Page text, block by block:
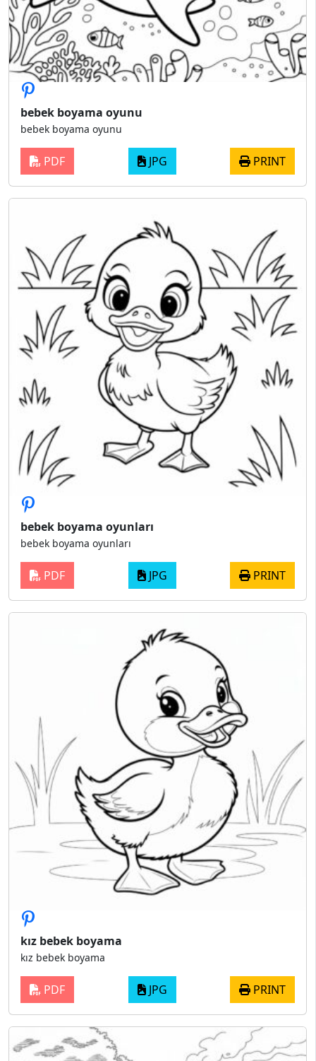
bebek boyama oyunu
bebek boyama oyunu
PDF JPG PRINT
bebek boyama oyunları
bebek boyama oyunları
PDF JPG PRINT
kız bebek boyama
kız bebek boyama
PDF JPG PRINT